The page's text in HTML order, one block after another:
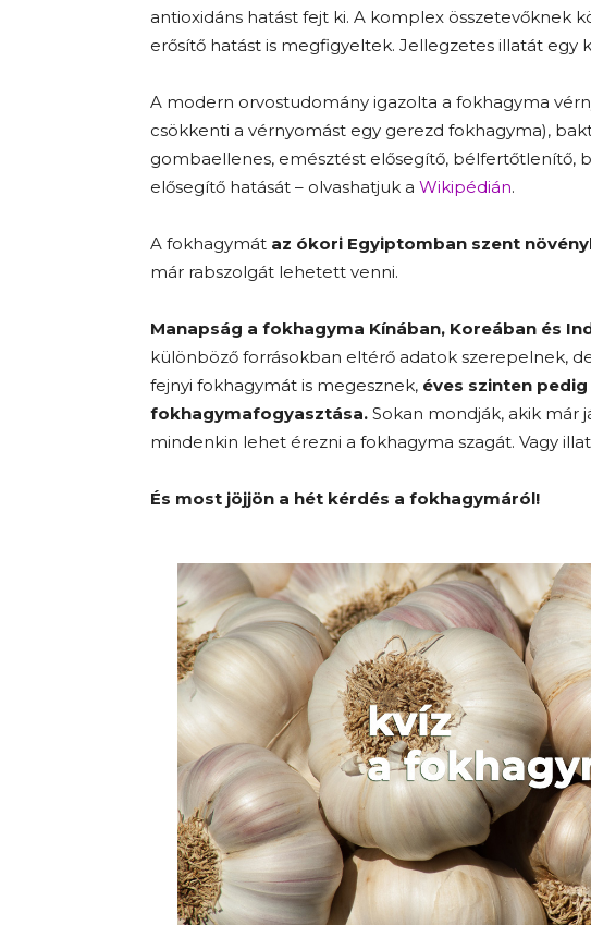
antioxidáns hatást fejt ki. A komplex összetevőknek
erősítő hatást is megfigyeltek. Jellegzetes illatát egy
A modern orvostudomány igazolta a fokhagyma
csökkenti a vérnyomást egy gerezd fokhagyma),
gombaellenes, emésztést elősegítő, bélfertőtlenítő,
elősegítő hatását – olvashatjuk a Wikipédián.
A fokhagymát az ókori Egyiptomban szent
már rabszolgát lehetett venni.
Manapság a fokhagyma Kínában, Koreában és
különböző forrásokban eltérő adatok szerepelnek,
fejnyi fokhagymát is megesznek, éves szinten
fokhagymafogyasztása. Sokan mondják, akik már
mindenkin lehet érezni a fokhagyma szagát. Vagy
És most jöjjön a hét kérdés a fokhagymáról!